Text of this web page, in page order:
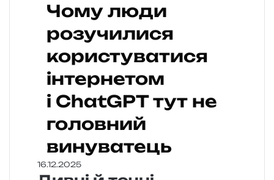
Чому люди
розучилися
користуватися
інтернетом
і ChatGPT тут не
головний
винуватець
16.12.2025